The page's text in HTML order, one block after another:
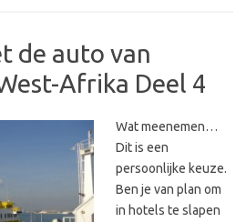
de auto van
Afrika Deel 4
Wat meenemen…
Dit is een
persoonlijke keuze.
Ben je van plan om
in hotels te slapen